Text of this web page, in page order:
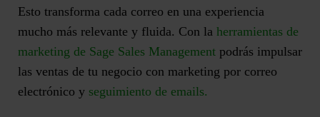
Esto transforma cada correo en una experiencia
mucho más relevante y fluida. Con la herramientas de
marketing de Sage Sales Management podrás impulsar
las ventas de tu negocio con marketing por correo
electrónico y seguimiento de emails.